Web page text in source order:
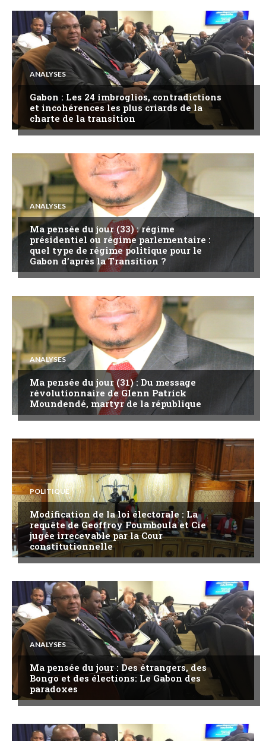
ANALYSES
Gabon : Les 24 imbroglios, contradictions
et incohérences les plus criards de la
charte de la transition
ANALYSES
Ma pensée du jour (33) : régime
présidentiel ou régime parlementaire :
quel type de régime politique pour le
Gabon d’après la Transition ?
ANALYSES
Ma pensée du jour (31) : Du message
révolutionnaire de Glenn Patrick
Moundendé, martyr de la république
POLITIQUE
Modification de la loi électorale : La
requête de Geoffroy Foumboula et Cie
jugée irrecevable par la Cour
constitutionnelle
ANALYSES
Ma pensée du jour : Des étrangers, des
Bongo et des élections: Le Gabon des
paradoxes